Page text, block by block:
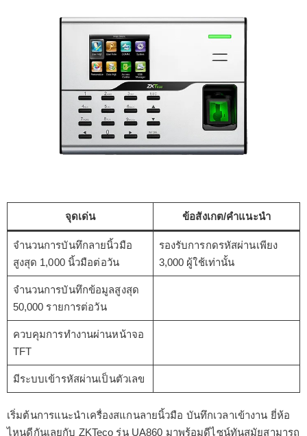
จุดเด่น ข้อสังเกต/คำแนะนำ
จำนวนการบันทึกลายนิ้วมือ
สูงสุด 1,000 นิ้วมือต่อวัน
รองรับการกดรหัสผ่านเพียง
3,000 ผู้ใช้เท่านั้น
จำนวนการบันทึกข้อมูลสูงสุด
50,000 รายการต่อวัน
ควบคุมการทำงานผ่านหน้าจอ
TFT
มีระบบเข้ารหัสผ่านเป็นตัวเลข
เริ่มต้นการแนะนำเครื่องสแกนลายนิ้วมือ บันทึกเวลาเข้างาน ยี่ห้อ
ไหนดีกันเลยกับ ZKTeco รุ่น UA860 มาพร้อมดีไซน์ทันสมัยสามารถ